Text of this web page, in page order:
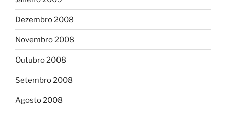
Dezembro 2008
Novembro 2008
Outubro 2008
Setembro 2008
Agosto 2008